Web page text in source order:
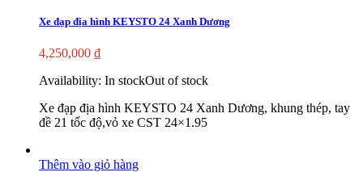
Xe đạp địa hình KEYSTO 24 Xanh Dương
4,250,000 ₫
Availability: In stockOut of stock
Xe đạp địa hình KEYSTO 24 Xanh Dương, khung thép, tay
đề 21 tốc độ,vỏ xe CST 24×1.95
Thêm vào giỏ hàng